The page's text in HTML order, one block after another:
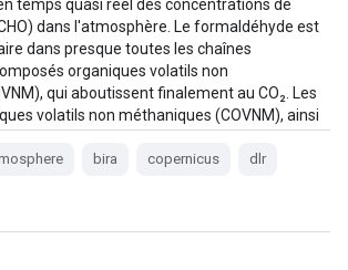
temps quasi réel des concentrations de
dans l'atmosphère. Le formaldéhyde est
dans presque toutes les chaînes
organiques volatils non
qui aboutissent finalement au CO₂. Les
volatils non méthaniques (COVNM), ainsi
bira copernicus dlr